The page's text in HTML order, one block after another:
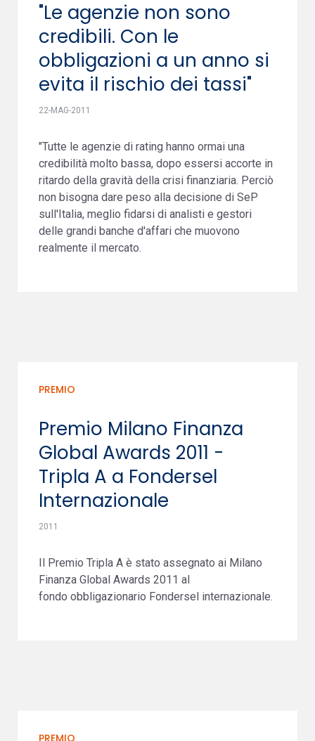
"Le agenzie non sono
credibili. Con le
obbligazioni a un anno si
evita il rischio dei tassi"
22-MAG-2011
"Tutte le agenzie di rating hanno ormai una
credibilità molto bassa, dopo essersi accorte in
ritardo della gravità della crisi finanziaria. Perciò
non bisogna dare peso alla decisione di SeP
sull'Italia, meglio fidarsi di analisti e gestori
delle grandi banche d'affari che muovono
realmente il mercato.
PREMIO
Premio Milano Finanza
Global Awards 2011 -
Tripla A a Fondersel
Internazionale
2011
Il Premio Tripla A è stato assegnato ai Milano
Finanza Global Awards 2011 al
fondo obbligazionario Fondersel internazionale.
PREMIO